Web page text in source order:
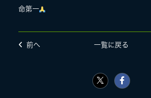
SPECIAL SITE
命第一
前へ 一覧に戻る